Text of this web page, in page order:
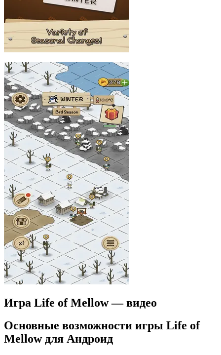
Игра Life of Mellow — видео
Основные возможности игры Life of
Mellow для Андроид